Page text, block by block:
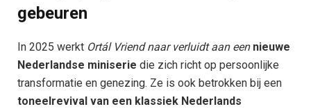
gebeuren
In 2025 werkt Ortál Vriend naar verluidt aan een nieuwe
Nederlandse miniserie die zich richt op persoonlijke
transformatie en genezing. Ze is ook betrokken bij een
toneelrevival van een klassiek Nederlands